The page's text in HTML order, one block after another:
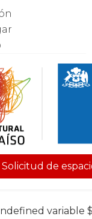
Solicitud de
variable